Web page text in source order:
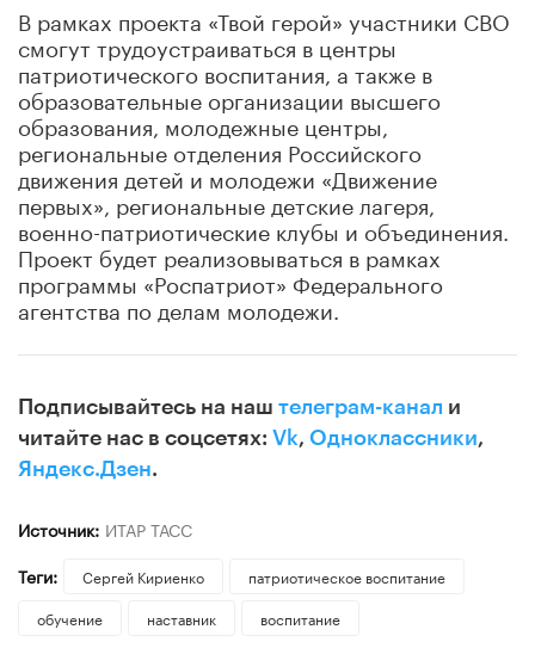
В рамках проекта «Твой герой» участники СВО
смогут трудоустраиваться в центры
патриотического воспитания, а также в
образовательные организации высшего
образования, молодежные центры,
региональные отделения Российского
движения детей и молодежи «Движение
первых», региональные детские лагеря,
военно-патриотические клубы и объединения.
Проект будет реализовываться в рамках
программы «Роспатриот» Федерального
агентства по делам молодежи.
Подписывайтесь на наш телеграм-канал и
читайте нас в соцсетях: Vk, Одноклассники,
Яндекс.Дзен.
Источник: ИТАР ТАСС
Теги:
Сергей Кириенко
патриотическое воспитание
обучение
наставник воспитание